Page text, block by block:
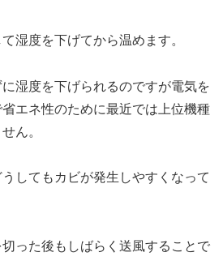
湿度を下げてから温めます。
湿度を下げられるのですが電気を
エネ性のために最近では上位機種
ん。
してもカビが発生しやすくなって
った後もしばらく送風することで